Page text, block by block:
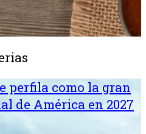
perfila como la gran
de América en 2027